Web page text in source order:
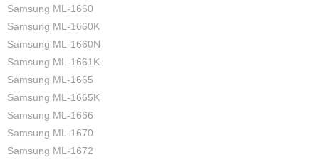
Garantie
2 Jaar
Recyclebaar
Samsung ML-1660
Samsung ML-1660K
Samsung ML-1660N
Samsung ML-1661K
Samsung ML-1665
Samsung ML-1665K
Samsung ML-1666
Samsung ML-1670
Samsung ML-1672